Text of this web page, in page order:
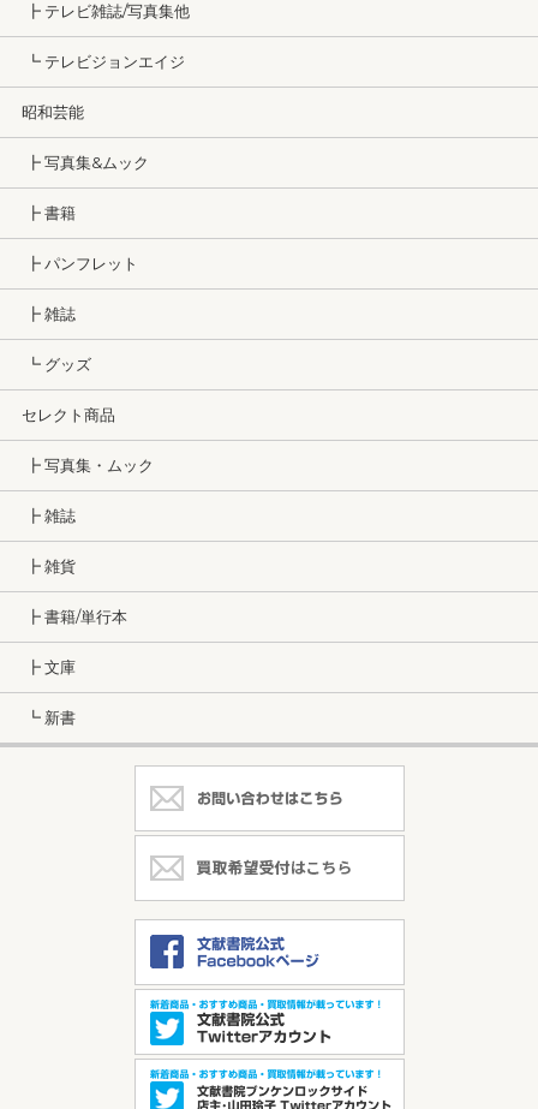
┣ テレビ雑誌/写真集他
┗ テレビジョンエイジ
昭和芸能
┣ 写真集&ムック
┣ 書籍
┣ パンフレット
┣ 雑誌
┗ グッズ
セレクト商品
┣ 写真集・ムック
┣ 雑誌
┣ 雑貨
┣ 書籍/単行本
┣ 文庫
┗ 新書